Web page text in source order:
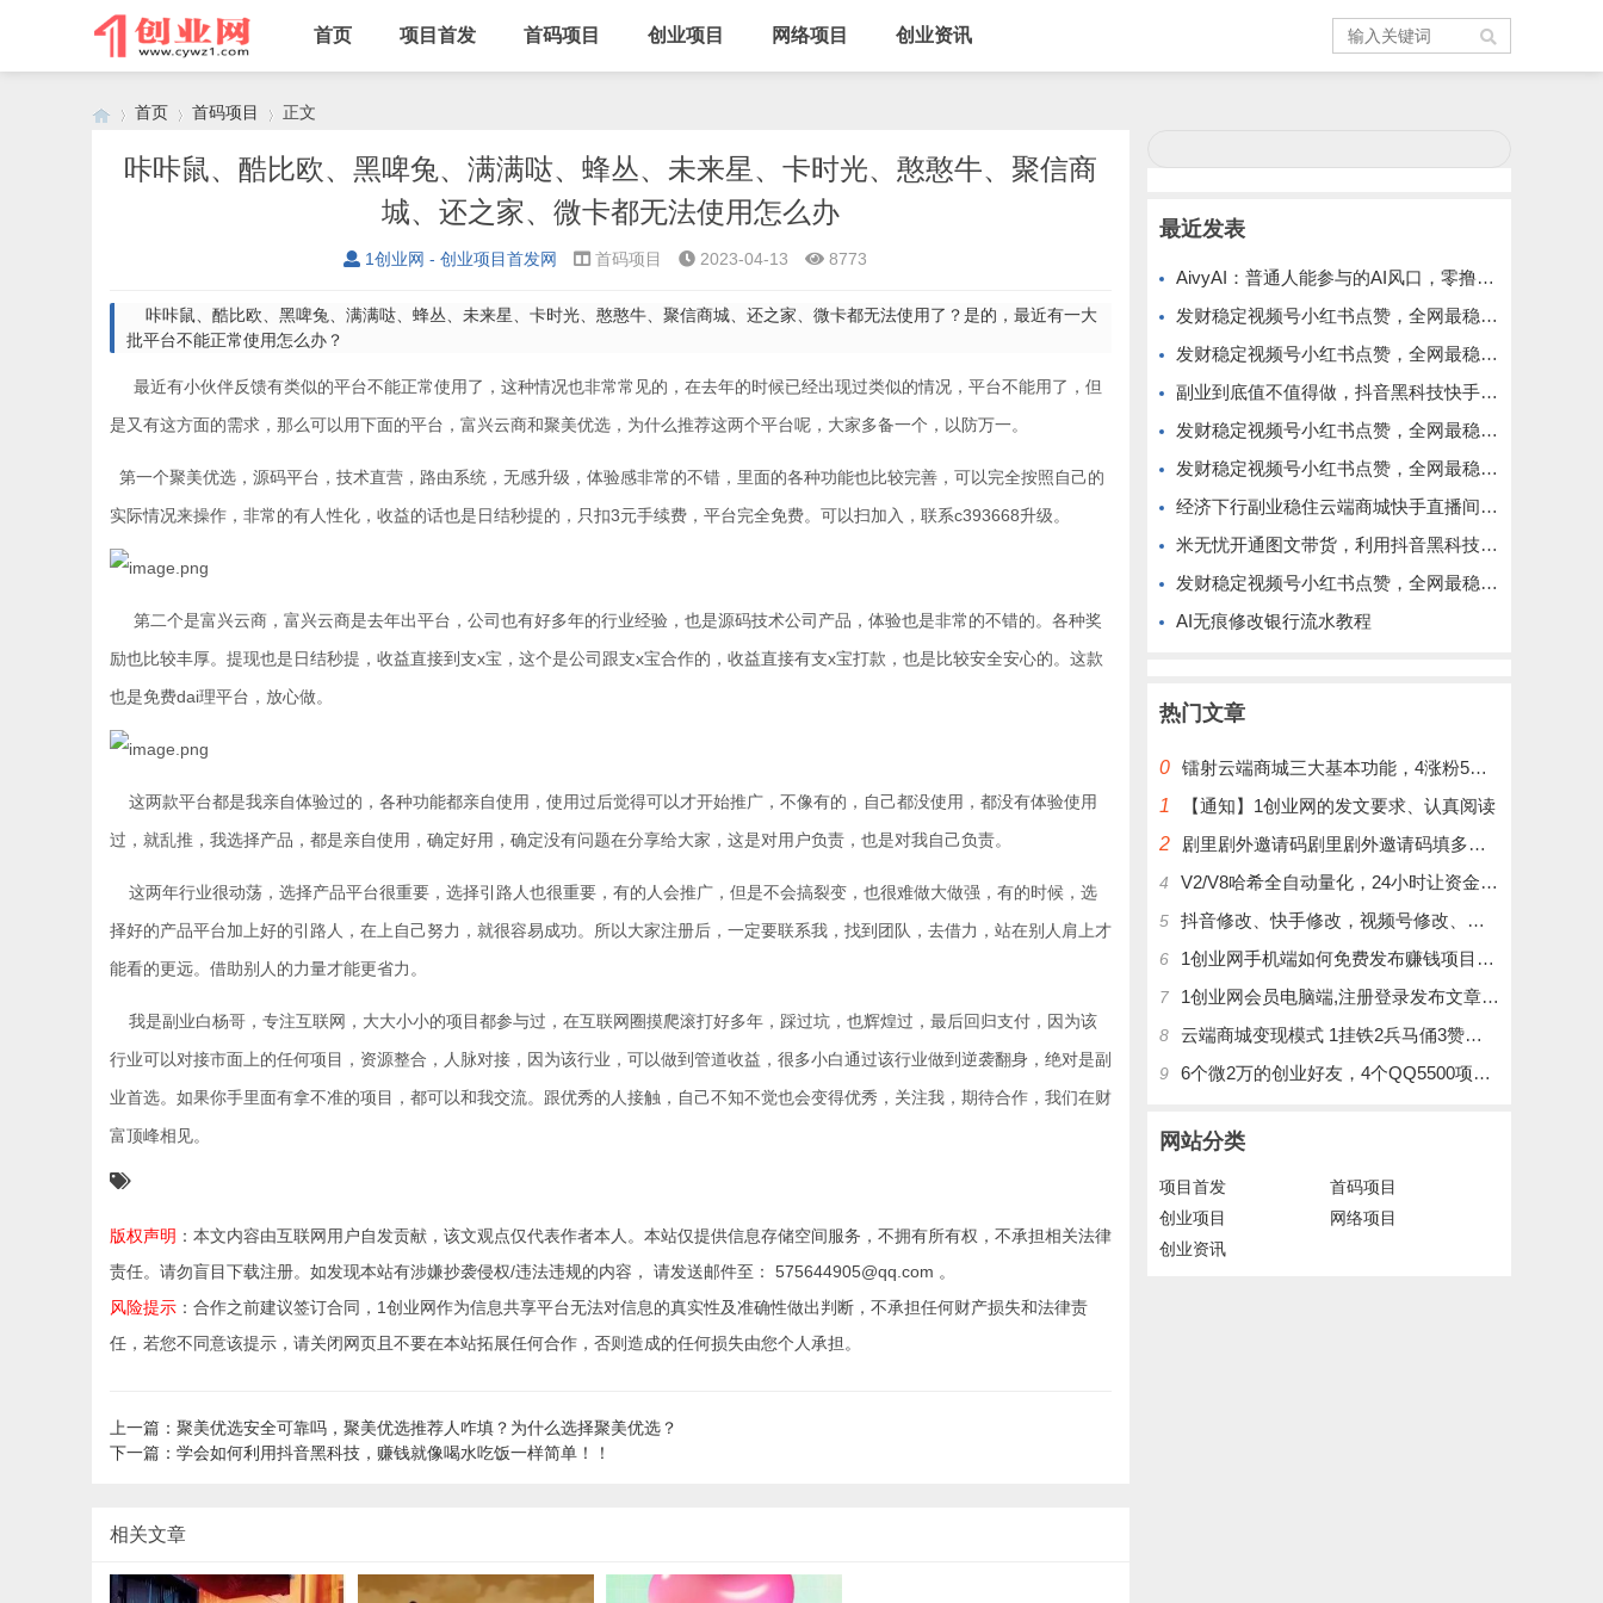
首页 项目首发 首码项目 创业项目 网络项目 创业资讯
首页 首码项目 正文
咔咔鼠、酷比欧、黑啤兔、满满哒、蜂丛、未来星、卡时光、憨憨牛、聚信商
城、还之家、微卡都无法使用怎么办
1创业网 - 创业项目首发网 首码项目 2023-04-13 8773
咔咔鼠、酷比欧、黑啤兔、满满哒、蜂丛、未来星、卡时光、憨憨牛、聚信商城、还之家、微卡都无法使用了？是的，最近有一大
批平台不能正常使用怎么办？
最近有小伙伴反馈有类似的平台不能正常使用了，这种情况也非常常见的，在去年的时候已经出现过类似的情况，平台不能用了，但
是又有这方面的需求，那么可以用下面的平台，富兴云商和聚美优选，为什么推荐这两个平台呢，大家多备一个，以防万一。
第一个聚美优选，源码平台，技术直营，路由系统，无感升级，体验感非常的不错，里面的各种功能也比较完善，可以完全按照自己的
实际情况来操作，非常的有人性化，收益的话也是日结秒提的，只扣3元手续费，平台完全免费。可以扫加入，联系c393668升级。
第二个是富兴云商，富兴云商是去年出平台，公司也有好多年的行业经验，也是源码技术公司产品，体验也是非常的不错的。各种奖
励也比较丰厚。提现也是日结秒提，收益直接到支x宝，这个是公司跟支x宝合作的，收益直接有支x宝打款，也是比较安全安心的。这款
也是免费dai理平台，放心做。
这两款平台都是我亲自体验过的，各种功能都亲自使用，使用过后觉得可以才开始推广，不像有的，自己都没使用，都没有体验使用
过，就乱推，我选择产品，都是亲自使用，确定好用，确定没有问题在分享给大家，这是对用户负责，也是对我自己负责。
这两年行业很动荡，选择产品平台很重要，选择引路人也很重要，有的人会推广，但是不会搞裂变，也很难做大做强，有的时候，选
择好的产品平台加上好的引路人，在上自己努力，就很容易成功。所以大家注册后，一定要联系我，找到团队，去借力，站在别人肩上才
能看的更远。借助别人的力量才能更省力。
我是副业白杨哥，专注互联网，大大小小的项目都参与过，在互联网圈摸爬滚打好多年，踩过坑，也辉煌过，最后回归支付，因为该
行业可以对接市面上的任何项目，资源整合，人脉对接，因为该行业，可以做到管道收益，很多小白通过该行业做到逆袭翻身，绝对是副
业首选。如果你手里面有拿不准的项目，都可以和我交流。跟优秀的人接触，自己不知不觉也会变得优秀，关注我，期待合作，我们在财
富顶峰相见。
版权声明 ：本文内容由互联网用户自发贡献，该文观点仅代表作者本人。本站仅提供信息存储空间服务，不拥有所有权，不承担相关法律
责任。请勿盲目下载注册。如发现本站有涉嫌抄袭侵权/违法违规的内容， 请发送邮件至： 575644905@qq.com 。
风险提示 ：合作之前建议签订合同，1创业网作为信息共享平台无法对信息的真实性及准确性做出判断，不承担任何财产损失和法律责
任，若您不同意该提示，请关闭网页且不要在本站拓展任何合作，否则造成的任何损失由您个人承担。
上一篇：聚美优选安全可靠吗，聚美优选推荐人咋填？为什么选择聚美优选？
下一篇：学会如何利用抖音黑科技，赚钱就像喝水吃饭一样简单！！
相关文章
最近发表
AivyAI：普通人能参与的AI风口，零撸AVAX，首码上线速度上车！
发财稳定视频号小红书点赞，全网最稳定绿色的项目，价格拉满的哦
发财稳定视频号小红书点赞，全网最稳定绿色的项目，今年再加油
副业到底值不值得做，抖音黑科技快手上人涨粉云端商城真能逆袭赚钱
发财稳定视频号小红书点赞，全网最稳定绿色的项目，完美来拉新
发财稳定视频号小红书点赞，全网最稳定绿色的项目，完全自动了
经济下行副业稳住云端商城快手直播间挂铁涨粉丝抖音黑科技实操
米无忧开通图文带货，利用抖音黑科技商城快速涨粉1000+，单日变现2W！
发财稳定视频号小红书点赞，全网最稳定绿色的项目，完美自动了
AI无痕修改银行流水教程
热门文章
0 镭射云端商城三大基本功能，4涨粉5涨播放量6挂铁，为你揭开真实的面纱!
1
【通知】1创业网的发文要求、认真阅读
2
剧里剧外邀请码剧里剧外邀请码填多少呢？
4 V2/V8哈希全自动量化，24小时让资金为你打工！
5 抖音修改、快手修改，视频号修改、大屏修改|橱窗修改|抖店修改|、招代理可单独购买
6 1创业网手机端如何免费发布赚钱项目文章
7 1创业网会员电脑端,注册登录发布文章,操作介绍
8 云端商城变现模式 1挂铁2兵马俑3赞刷4涨粉，带你玩.赚风口项日
9 6个微2万的创业好友，4个QQ5500项目好友，QQ每天在线人数2400人、承接朋友圈广告投放
网站分类
项目首发
首码项目
创业项目
网络项目
创业资讯